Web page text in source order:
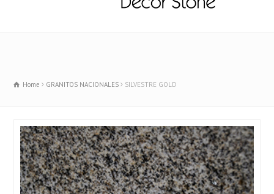
Home GRANITOS NACIONALES SILVESTRE GOLD